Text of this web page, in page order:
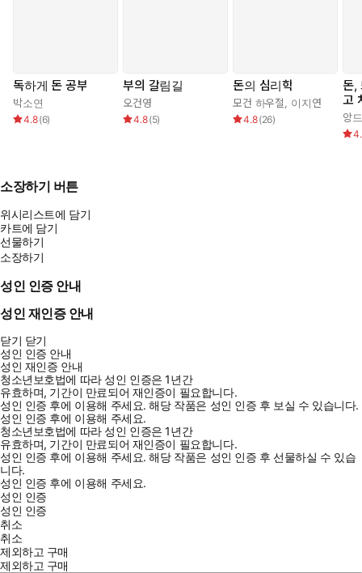
독하게 돈 공부
박소연
4.8(6)
부의 갈림길
오건영
4.8(5)
돈의 심리학
모건 하우절, 이지연
4.8(26)
돈,
고
앙
소장하기 버튼
위시리스트에 담기
카트에 담기
선물하기
소장하기
성인 인증 안내
성인 재인증 안내
닫기 닫기
성인 인증 안내
성인 재인증 안내
청소년보호법에 따라 성인 인증은 1년간
유효하며, 기간이 만료되어 재인증이 필요합니다.
성인 인증 후에 이용해 주세요.해당 작품은 성인 인증 후 보실 수 있습니다.
성인 인증 후에 이용해 주세요.
청소년보호법에 따라 성인 인증은 1년간
유효하며, 기간이 만료되어 재인증이 필요합니다.
성인 인증 후에 이용해 주세요.해당 작품은 성인 인증 후 선물하실 수 있습
니다.
성인 인증 후에 이용해 주세요.
성인 인증
성인 인증
취소
취소
제외하고 구매
제외하고 구매